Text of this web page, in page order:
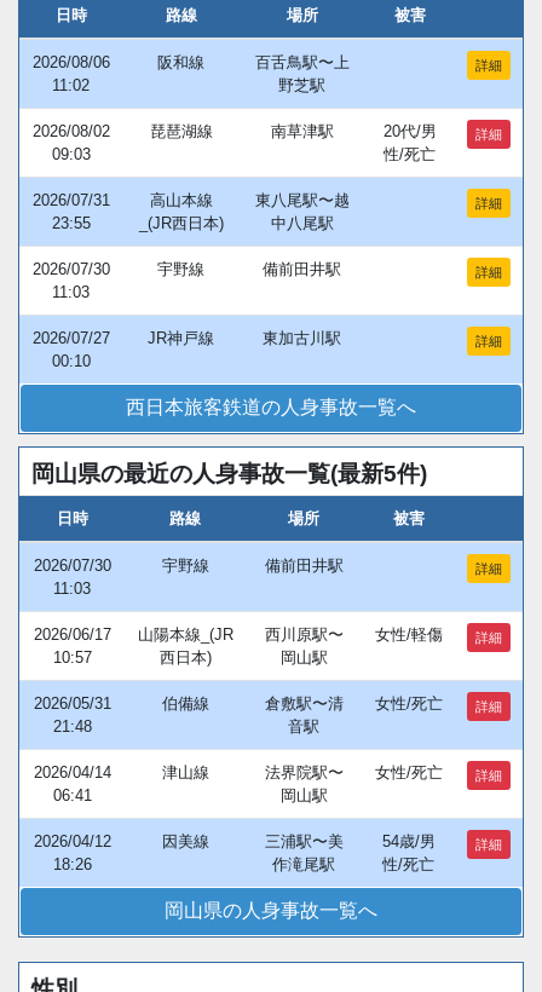
日時 路線 場所 被害
2026/08/06
11:02
阪和線
百舌鳥駅〜上
野芝駅
詳細
2026/08/02
09:03
琵琶湖線 南草津駅
20代/男
性/死亡
詳細
2026/07/31
23:55
高山本線
_(JR西日本)
東八尾駅〜越
中八尾駅
詳細
2026/07/30
11:03
宇野線 備前田井駅 詳細
2026/07/27
00:10
JR神戸線 東加古川駅 詳細
西日本旅客鉄道の人身事故一覧へ
岡山県の最近の人身事故一覧(最新5件)
日時 路線 場所 被害
2026/07/30
11:03
宇野線 備前田井駅 詳細
2026/06/17
10:57
山陽本線_(JR
西日本)
西川原駅〜
岡山駅
女性/軽傷 詳細
2026/05/31
21:48
伯備線
倉敷駅〜清
音駅
女性/死亡 詳細
2026/04/14
06:41
津山線
法界院駅〜
岡山駅
女性/死亡 詳細
2026/04/12
18:26
因美線
三浦駅〜美
作滝尾駅
54歳/男
性/死亡
詳細
岡山県の人身事故一覧へ